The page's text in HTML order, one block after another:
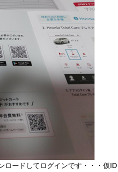
ロードしてログインです・・・仮ID